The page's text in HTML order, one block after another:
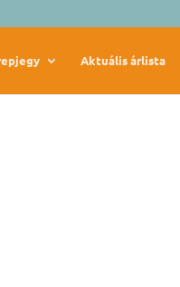
Aktuális árlista